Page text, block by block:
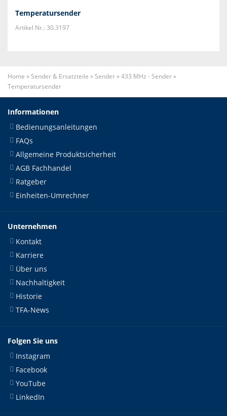
Temperatursender
Artikel Nr.: 30.3197
Home »Sender & Ersatzteile »Sender»433 MHz - Sender»
Temperatursender
Informationen
Bedienungsanleitungen
FAQs
Allgemeine Produktsicherheit
AGB Fachhandel
Ratgeber
Einheiten-Umrechner
Unternehmen
Kontakt
Karriere
Über uns
Nachhaltigkeit
Historie
TFA-News
Folgen Sie uns
Instagram
Facebook
YouTube
LinkedIn